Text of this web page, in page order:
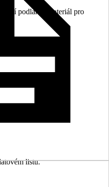
podlahy, Materiál pro
listu.